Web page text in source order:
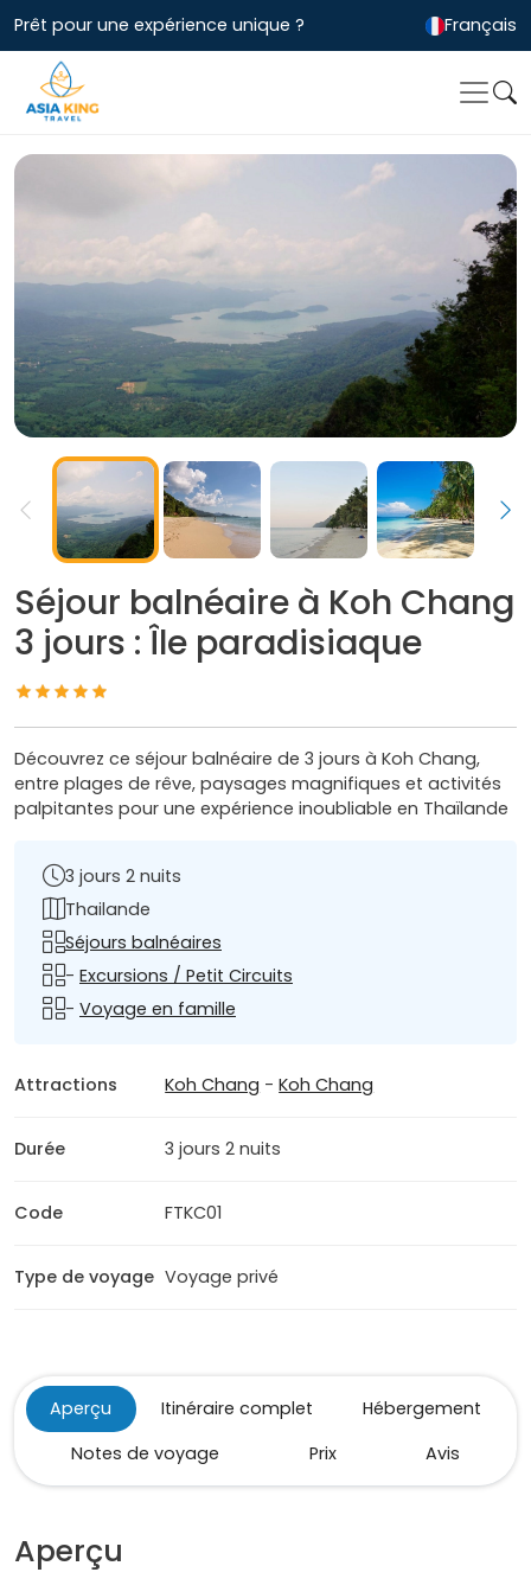
Prêt pour une expérience unique ? Français
Séjour balnéaire à Koh Chang
3 jours : Île paradisiaque
Découvrez ce séjour balnéaire de 3 jours à Koh Chang,
entre plages de rêve, paysages magnifiques et activités
palpitantes pour une expérience inoubliable en Thaïlande
3 jours 2 nuits
Thailande
Séjours balnéaires
- Excursions / Petit Circuits
- Voyage en famille
Attractions Koh Chang -Koh Chang
Durée 3 jours 2 nuits
Code FTKC01
Type de voyage Voyage privé
Aperçu Itinéraire complet
Hébergement
Notes de voyage
Prix Avis
Aperçu